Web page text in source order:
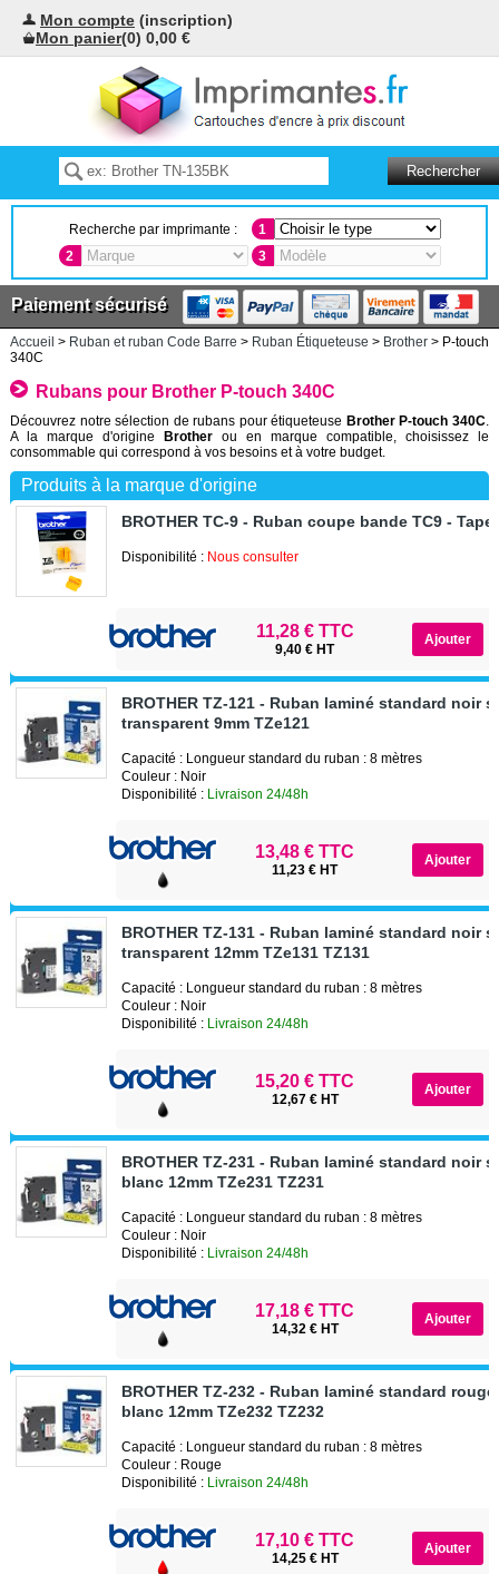
Mon compte (inscription)
Mon panier(0) 0,00 €
Recherche par imprimante :
1
2
3
Paiement sécurisé
Accueil > Ruban et ruban Code Barre > Ruban Étiqueteuse > Brother> P-touch
340C
Rubans pour Brother P-touch 340C
Découvrez notre sélection de rubans pour étiqueteuse Brother P-touch 340C
A la marque d'origine Brother ou en marque compatible, choisissez le
consommable qui correspond à vos besoins et à votre budget.
Produits à la marque d'origine
BROTHER TC-9 - Ruban coupe bande TC9 - Tape
Disponibilité : Nous consulter
11,28 € TTC
9,40 € HT
BROTHER TZ-121 - Ruban laminé standard noir
transparent 9mm TZe121
Capacité : Longueur standard du ruban : 8 mètres
Couleur : Noir
Disponibilité : Livraison 24/48h
13,48 € TTC
11,23 € HT
BROTHER TZ-131 - Ruban laminé standard noir
transparent 12mm TZe131 TZ131
Capacité : Longueur standard du ruban : 8 mètres
Couleur : Noir
Disponibilité : Livraison 24/48h
15,20 € TTC
12,67 € HT
BROTHER TZ-231 - Ruban laminé standard noir
blanc 12mm TZe231 TZ231
Capacité : Longueur standard du ruban : 8 mètres
Couleur : Noir
Disponibilité : Livraison 24/48h
17,18 € TTC
14,32 € HT
BROTHER TZ-232 - Ruban laminé standard
blanc 12mm TZe232 TZ232
Capacité : Longueur standard du ruban : 8 mètres
Couleur : Rouge
Disponibilité : Livraison 24/48h
17,10 € TTC
14,25 € HT